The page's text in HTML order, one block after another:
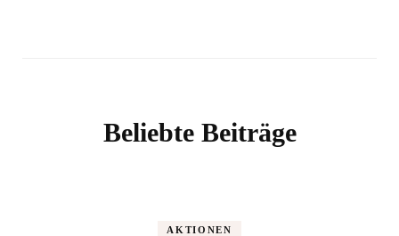
Beliebte Beiträge
AKTIONEN